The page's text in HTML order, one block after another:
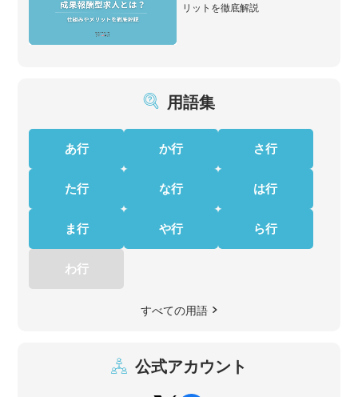
リットを徹底解説
用語集
あ行 か行 さ行
た行 な行 は行
ま行 や行 ら行
わ行
すべての用語
公式アカウント